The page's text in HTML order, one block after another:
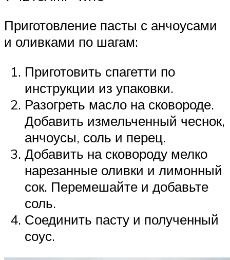
Приготовление пасты с анчоусами
и оливками по шагам:
Приготовить спагетти по
инструкции из упаковки.
Разогреть масло на сковороде.
Добавить измельченный чеснок,
анчоусы, соль и перец.
Добавить на сковороду мелко
нарезанные оливки и лимонный
сок. Перемешайте и добавьте
соль.
Соединить пасту и полученный
соус.